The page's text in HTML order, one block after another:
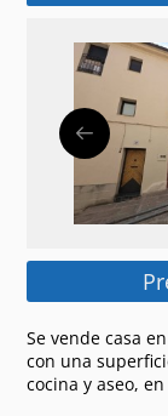
Se vende casa
con una
cocina y aseo, en